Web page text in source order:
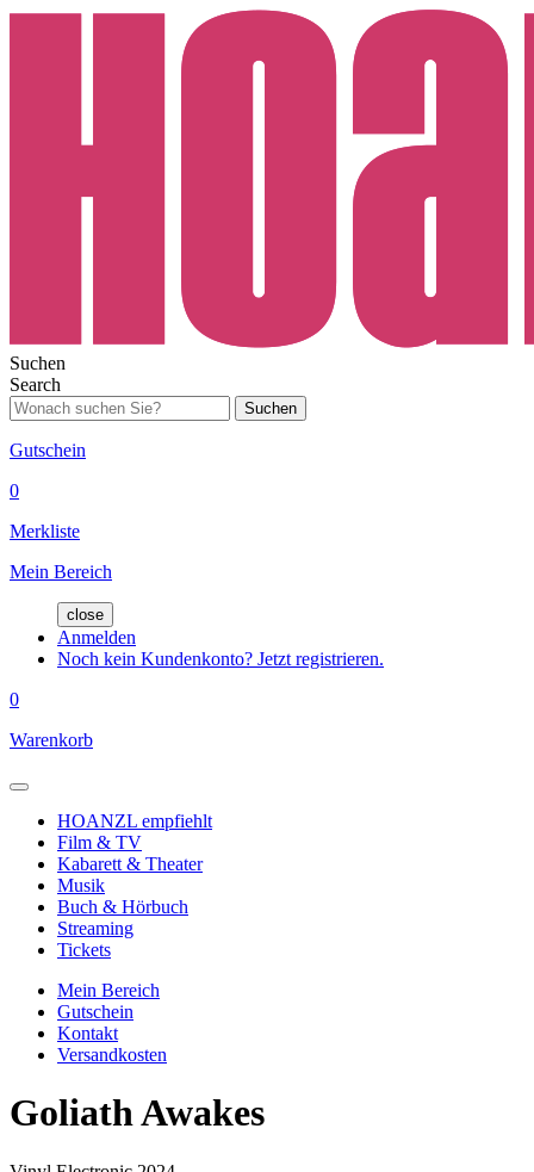
Suchen
Search
Suchen
Gutschein
0
Merkliste
Mein Bereich
close
Anmelden
Noch kein Kundenkonto? Jetzt registrieren.
0
Warenkorb
HOANZL empfiehlt
Film & TV
Kabarett & Theater
Musik
Buch & Hörbuch
Streaming
Tickets
Mein Bereich
Gutschein
Kontakt
Versandkosten
Goliath Awakes